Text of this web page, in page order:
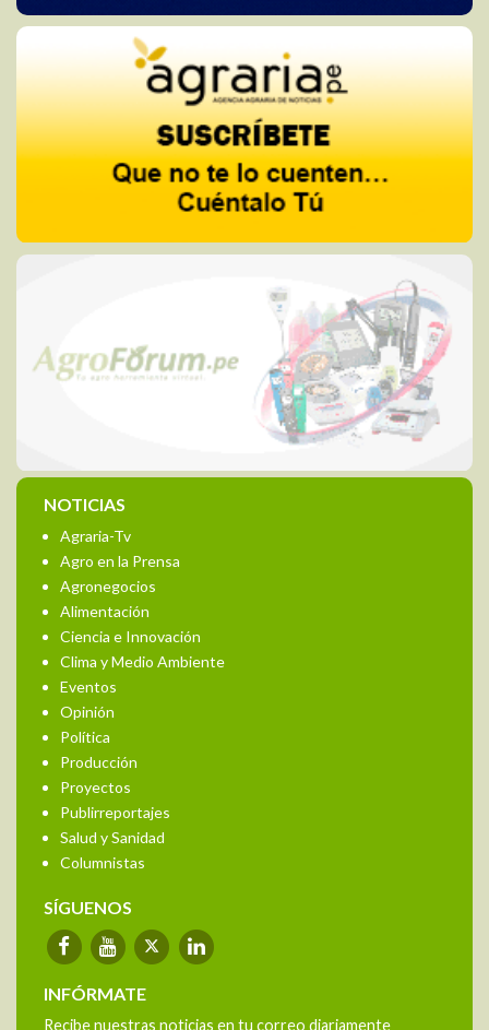
NOTICIAS
Agraria-Tv
Agro en la Prensa
Agronegocios
Alimentación
Ciencia e Innovación
Clima y Medio Ambiente
Eventos
Opinión
Política
Producción
Proyectos
Publirreportajes
Salud y Sanidad
Columnistas
SÍGUENOS
INFÓRMATE
Recibe nuestras noticias en tu correo diariamente